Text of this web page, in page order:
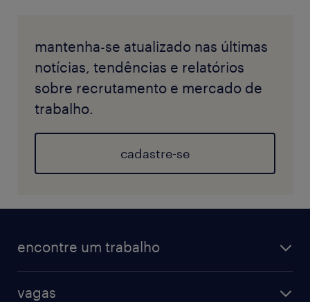
mantenha-se atualizado nas últimas
notícias, tendências e relatórios
sobre recrutamento e mercado de
trabalho.
cadastre-se
encontre um trabalho
vagas